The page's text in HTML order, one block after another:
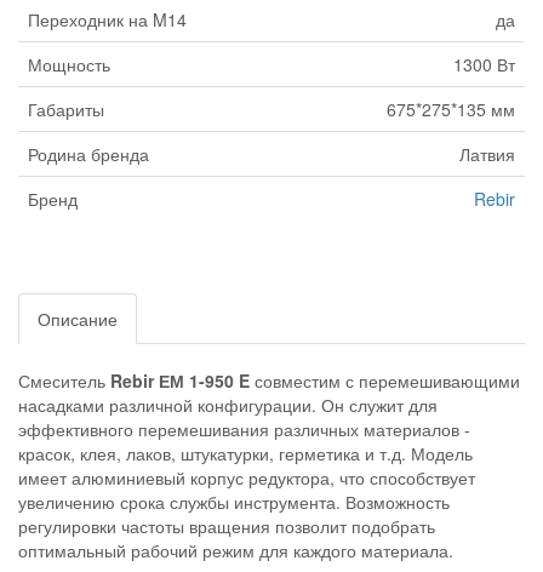
Переходник на M14
да
Мощность
1300 Вт
Габариты
675*275*135 мм
Родина бренда
Латвия
Бренд
Rebir
Описание
Смеситель Rebir ЕМ 1-950 E совместим с перемешивающими
насадками различной конфигурации. Он служит для
эффективного перемешивания различных материалов -
красок, клея, лаков, штукатурки, герметика и т.д. Модель
имеет алюминиевый корпус редуктора, что способствует
увеличению срока службы инструмента. Возможность
регулировки частоты вращения позволит подобрать
оптимальный рабочий режим для каждого материала.